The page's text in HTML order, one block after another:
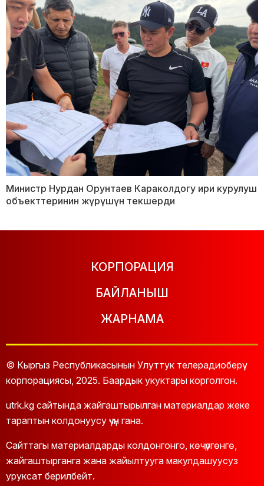
Министр Нурдан Орунтаев Караколдогу ири курулуш
объекттеринин жүрүшүн текшерди
КОРПОРАЦИЯ
БАЙЛАНЫШ
ЖАРНАМА
© Кыргыз Республикасынын Улуттук телерадиоберүү
корпорациясы, 2025. Баардык укуктары корголгон.
utrk.kg сайтында жайгаштырылган материалдар жеке
тараптын колдонуусу үчүн гана.
Сайттагы материалдарды колдонгонго, көчүргөнгө,
жайгаштырганга жана жайылтууга макулдашуусуз
уруксат берилбейт.